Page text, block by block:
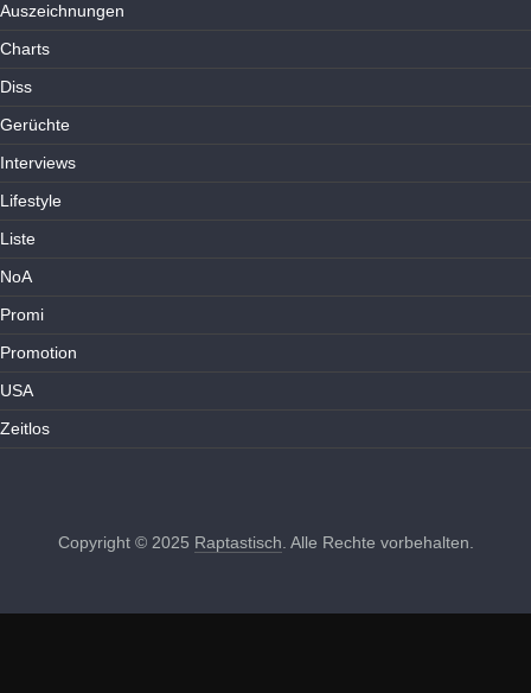
Auszeichnungen
Charts
Diss
Gerüchte
Interviews
Lifestyle
Liste
NoA
Promi
Promotion
USA
Zeitlos
Copyright © 2025 Raptastisch . Alle Rechte vorbehalten.